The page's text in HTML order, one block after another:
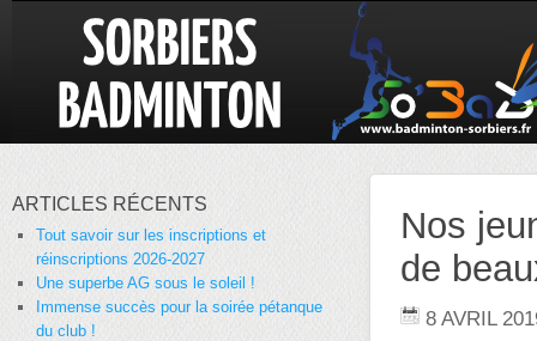
Nos
de
8 AVRIL
ARTICLES RÉCENTS
Tout savoir sur les inscriptions et
réinscriptions 2026-2027
Une superbe AG sous le soleil !
Immense succès pour la soirée pétanque
du club !